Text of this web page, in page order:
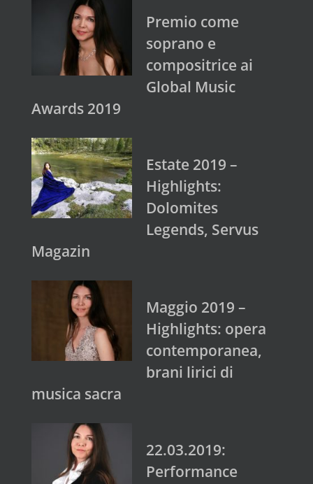
Premio come
soprano e
compositrice ai
Global Music
Awards 2019
Estate 2019 –
Highlights:
Dolomites
Legends, Servus
Magazin
Maggio 2019 –
Highlights: opera
contemporanea,
brani lirici di
musica sacra
22.03.2019:
Performance